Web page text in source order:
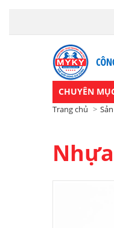
CHUYÊN
Trang chủ
Nhựa